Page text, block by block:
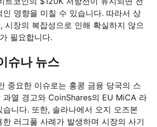
인 영향을 미칠 수 있습니다. 따라서 상
시장의 복잡성으로 인해 확실하지 않으
필요합니다.
슈나 뉴스
중요한 이슈로는 홍콩 금융 당국의 스
과열 경고와 CoinShares의 EU MiCA 라
습니다. 또한, 솔라나에서 오지 오즈본
러그풀 사례가 발생하며 시장의 사기